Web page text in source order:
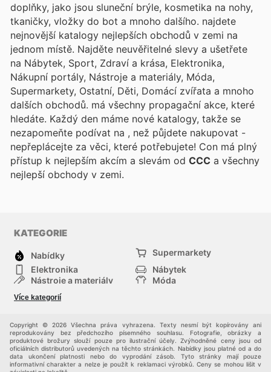
doplňky, jako jsou sluneční brýle, kosmetika na nohy,
tkaničky, vložky do bot a mnoho dalšího. najdete
nejnovější katalogy nejlepších obchodů v zemi na
jednom místě. Najděte neuvěřitelné slevy a ušetřete
na Nábytek, Sport, Zdraví a krása, Elektronika,
Nákupní portály, Nástroje a materiály, Móda,
Supermarkety, Ostatní, Děti, Domácí zvířata a mnoho
dalších obchodů. má všechny propagační akce, které
hledáte. Každý den máme nové katalogy, takže se
nezapomeňte podívat na , než půjdete nakupovat -
nepřeplácejte za věci, které potřebujete! Con má plný
přístup k nejlepším akcím a slevám od CCC a všechny
nejlepší obchody v zemi.
KATEGORIE
Nabídky
Supermarkety
Elektronika
Nábytek
Nástroje a materiály
Móda
Děti
Více kategorií
Copyright © 2026 Všechna práva vyhrazena. Texty nesmí být kopírovány ani
reprodukovány bez předchozího písemného souhlasu. Fotografie, obrázky a
produktové brožury slouží pouze pro ilustrační účely. Zvýhodněné ceny jsou od
oficiálních distributorů uvedených na těchto stránkách. Nabídky jsou platné od a do
data ukončení platnosti nebo do vyprodání zásob. Tyto stránky mají pouze
informativní charakter a nelze je použít k reklamaci výrobků. Ceny se mohou lišit v